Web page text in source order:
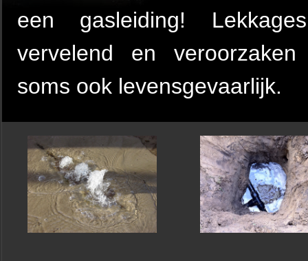
een gasleiding!
vervelend en
soms ook levensgevaarlijk.